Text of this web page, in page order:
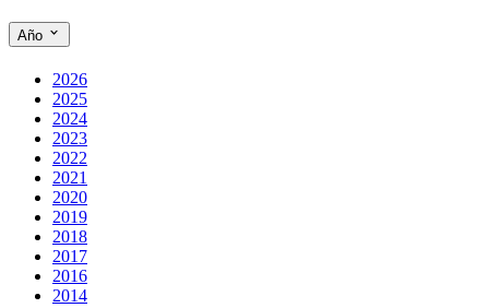
Año
2026
2025
2024
2023
2022
2021
2020
2019
2018
2017
2016
2014